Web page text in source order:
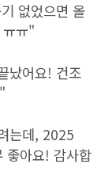
없었으면 올
ㅠ"
났어요! 건조
는데, 2025
좋아요! 감사합